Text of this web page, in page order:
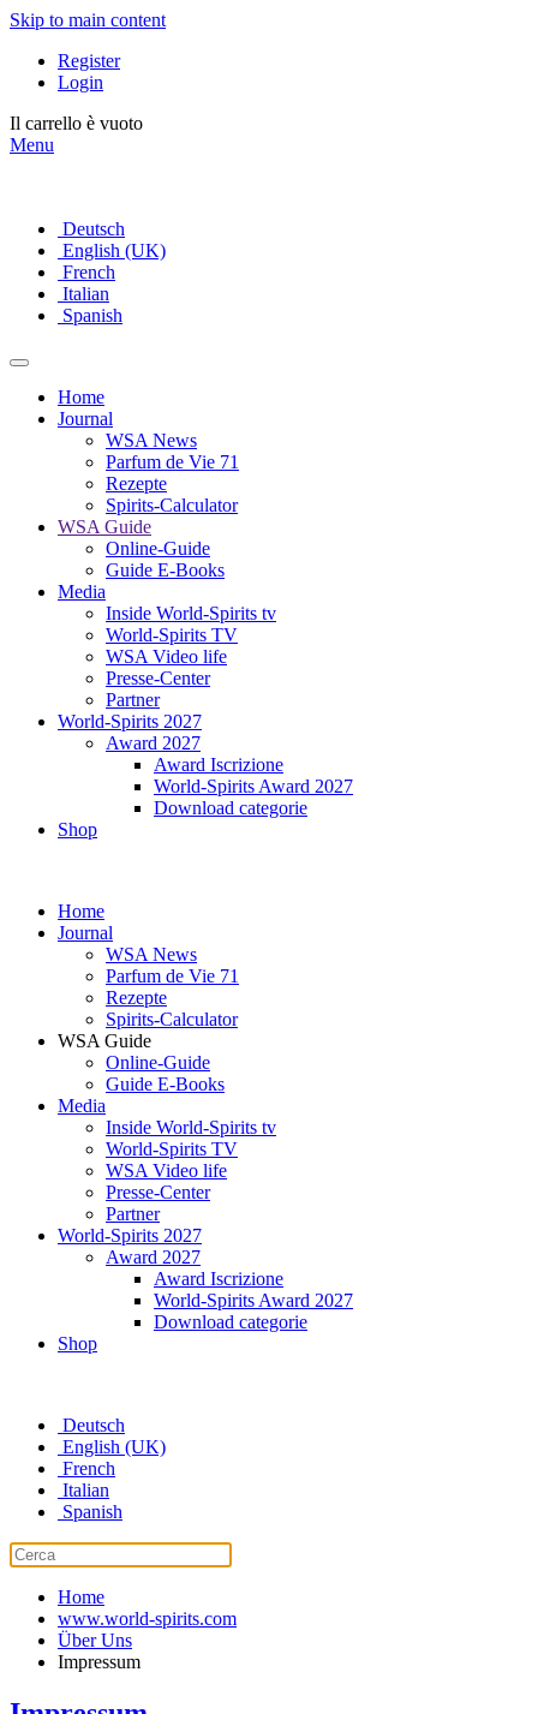
Skip to main content
Register
Login
Il carrello è vuoto
Menu
Deutsch
English (UK)
French
Italian
Spanish
Home
Journal
WSA News
Parfum de Vie 71
Rezepte
Spirits-Calculator
WSA Guide
Online-Guide
Guide E-Books
Media
Inside World-Spirits tv
World-Spirits TV
WSA Video life
Presse-Center
Partner
World-Spirits 2027
Award 2027
Award Iscrizione
World-Spirits Award 2027
Download categorie
Shop
Home
Journal
WSA News
Parfum de Vie 71
Rezepte
Spirits-Calculator
WSA Guide
Online-Guide
Guide E-Books
Media
Inside World-Spirits tv
World-Spirits TV
WSA Video life
Presse-Center
Partner
World-Spirits 2027
Award 2027
Award Iscrizione
World-Spirits Award 2027
Download categorie
Shop
Deutsch
English (UK)
French
Italian
Spanish
Home
www.world-spirits.com
Über Uns
Impressum